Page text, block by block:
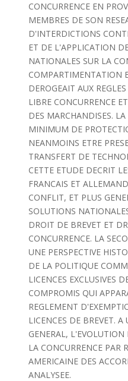
CONCURRENCE EN
MEMBRES DE SON
D'INTERDICTIONS
ET DE L'APPLICATION
NATIONALES SUR LA
COMPARTIMENTATION
DEROGEAIT AUX
LIBRE CONCURRENCE
DES MARCHANDISES.
MINIMUM DE
NEANMOINS ETRE
TRANSFERT DE
CETTE ETUDE DECRIT
FRANCAIS ET
CONFLIT, ET PLUS
SOLUTIONS
DROIT DE BREVET ET
CONCURRENCE. LA
UNE PERSPECTIVE
DE LA POLITIQUE
LICENCES EXCLUSIVES
COMPROMIS QUI
REGLEMENT
LICENCES DE BREVET.
GENERAL,
LA CONCURRENCE PAR
AMERICAINE DES
ANALYSEE.